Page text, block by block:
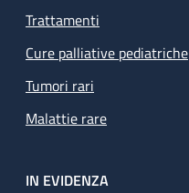
Trattamenti
Cure palliative pediatriche
Tumori rari
Malattie rare
IN EVIDENZA